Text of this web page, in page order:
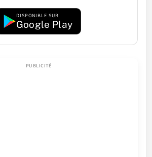
DISPONIBLE SUR
Google Play